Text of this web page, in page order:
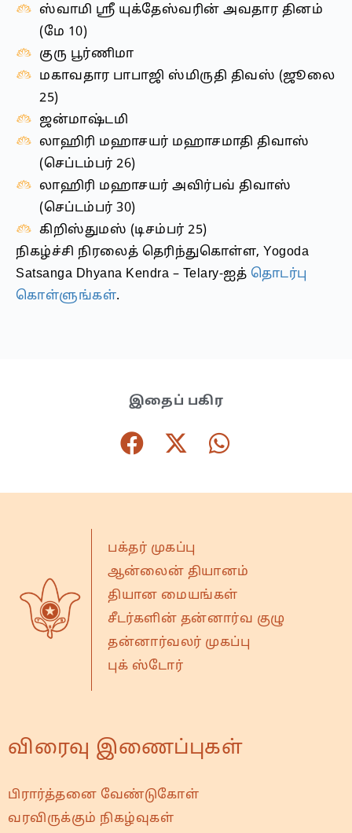
ஸ்வாமி ஸ்ரீ யுக்தேஸ்வரின் அவதார தினம்
(மே 10)
குரு பூர்ணிமா
மகாவதார பாபாஜி ஸ்மிருதி திவஸ் (ஜூலை
25)
ஜன்மாஷ்டமி
லாஹிரி மஹாசயர் மஹாசமாதி திவாஸ்
(செப்டம்பர் 26)
லாஹிரி மஹாசயர் அவிர்பவ் திவாஸ்
(செப்டம்பர் 30)
கிறிஸ்துமஸ் (டிசம்பர் 25)
நிகழ்ச்சி நிரலைத் தெரிந்துகொள்ள, Yogoda
Satsanga Dhyana Kendra – Telary-ஐத் தொடர்பு
கொள்ளுங்கள்.
இதைப் பகிர
பக்தர் முகப்பு
ஆன்லைன் தியானம்
தியான மையங்கள்
சீடர்களின் தன்னார்வ குழு
தன்னார்வலர் முகப்பு
புக் ஸ்டோர்
விரைவு இணைப்புகள்
பிரார்த்தனை வேண்டுகோள்
வரவிருக்கும் நிகழ்வுகள்